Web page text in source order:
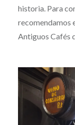
historia. Para
recomendamos
Antiguos Cafés